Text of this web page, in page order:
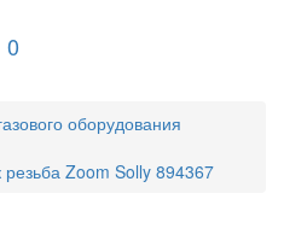
0
оборудования
резьба Zoom Solly 894367